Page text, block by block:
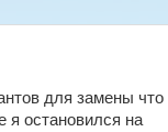
для замены что
я остановился на